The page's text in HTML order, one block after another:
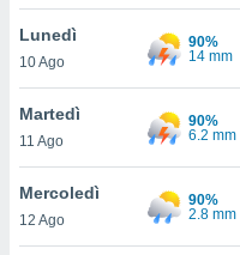
un
la
nella
Lunedì
10 Ago
90%
14 mm
Martedì
11 Ago
90%
6.2 mm
Mercoledì
12 Ago
90%
2.8 mm